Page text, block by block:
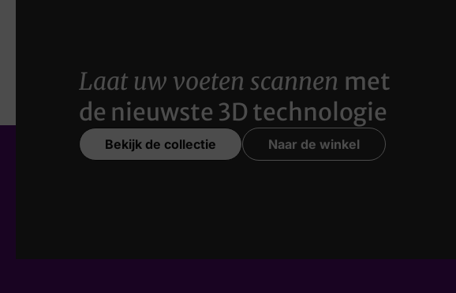
Laat uw voeten scannen met
de nieuwste 3D technologie
Bekijk de collectie Naar de winkel